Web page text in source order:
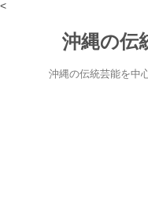
<
沖縄の伝
沖縄の伝統芸能を中